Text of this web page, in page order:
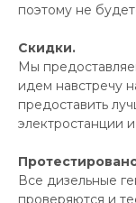
поэтому не
Скидки.
Мы
идем навстречу
предоставить
электростанции
Все дизельные
проверяются и